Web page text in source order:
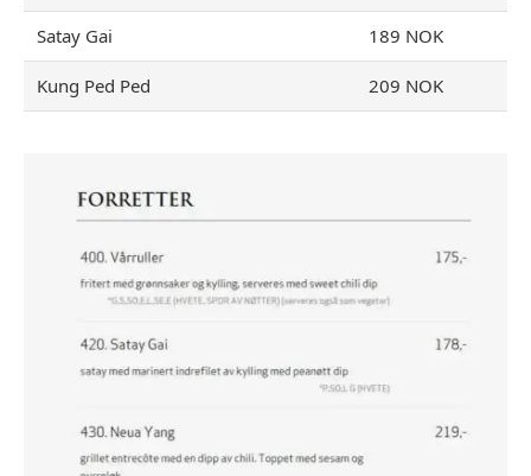
Satay Gai 189 NOK
Kung Ped Ped 209 NOK